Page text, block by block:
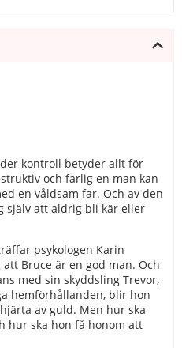
kontroll betyder allt för
och farlig en man kan
en våldsam far. Och av den
själv att aldrig bli kär eller
psykologen Karin
Bruce är en god man. Och
med sin skyddsling Trevor,
hemförhållanden, blir hon
av guld. Men hur ska
hur ska hon få honom att